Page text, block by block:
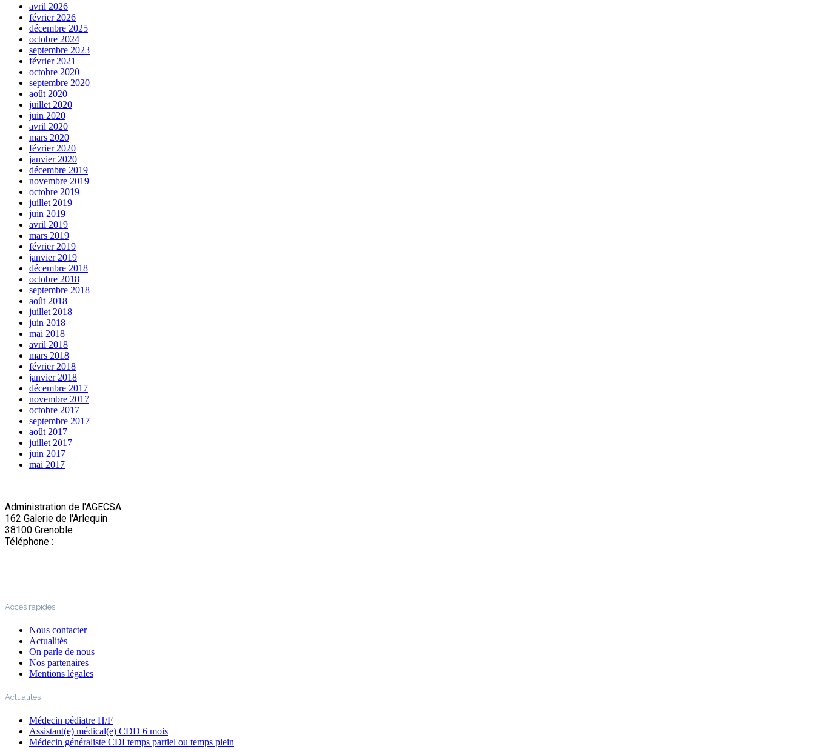
avril 2026
février 2026
décembre 2025
octobre 2024
septembre 2023
février 2021
octobre 2020
septembre 2020
août 2020
juillet 2020
juin 2020
avril 2020
mars 2020
février 2020
janvier 2020
décembre 2019
novembre 2019
octobre 2019
juillet 2019
juin 2019
avril 2019
mars 2019
février 2019
janvier 2019
décembre 2018
octobre 2018
septembre 2018
août 2018
juillet 2018
juin 2018
mai 2018
avril 2018
mars 2018
février 2018
janvier 2018
décembre 2017
novembre 2017
octobre 2017
septembre 2017
août 2017
juillet 2017
juin 2017
mai 2017
Administration de l'AGECSA
162 Galerie de l'Arlequin
38100 Grenoble
Téléphone :
Accès rapides
Nous contacter
Actualités
On parle de nous
Nos partenaires
Mentions légales
Actualités
Médecin pédiatre H/F
Assistant(e) médical(e) CDD 6 mois
Médecin généraliste CDI temps partiel ou temps plein